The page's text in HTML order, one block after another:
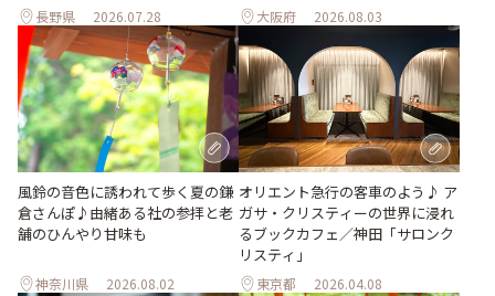
長野県 2026.07.28 大阪府 2026.08.03
風鈴の音色に誘われて歩く夏の鎌
倉さんぽ♪由緒ある社の参拝と老
舗のひんやり甘味も
神奈川県 2026.08.02
オリエント急行の客車のよう♪ ア
ガサ・クリスティーの世界に浸れ
るブックカフェ／神田「サロンク
リスティ」
東京都 2026.04.08